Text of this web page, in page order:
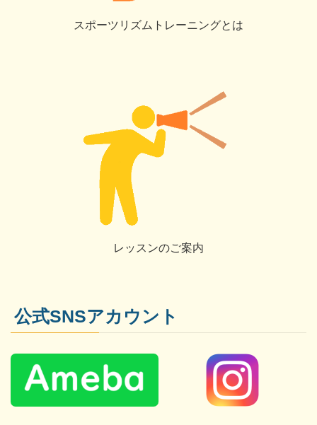
スポーツリズムトレーニングとは
レッスンのご案内
公式SNSアカウント